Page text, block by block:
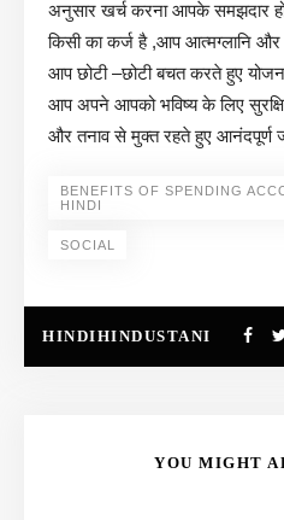
अनुसार खर्च करना आपके समझदार
किसी का कर्ज है ,आप आत्मग्लानि
आप छोटी –छोटी बचत करते हुए
आप अपने आपको भविष्य के लिए
और तनाव से मुक्त रहते हुए आनंदपूर्ण
BENEFITS OF SPENDING
HINDI
SOCIAL
HINDIHINDUSTANI
YOU MIGHT